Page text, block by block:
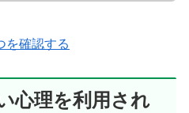
を確認する
心理を利用され